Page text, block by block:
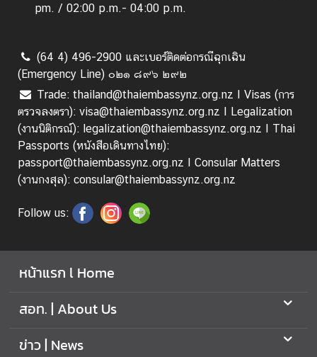
pm. / 02:00 p.m.- 04:00 p.m.
(64 4) 496-2900 และเบอร์ติดต่อกรณีฉุกเฉิน
(Emergency Line) ๐๒๑ ๘๙๖ ๒๙๒
Trade: thailand@thaiembassynz.org.nz I Visas (การ
ตรวจลงตรา): visa@thaiembassynz.org.nz I Legalization
(งานนิติกรณ์): legalization@thaiembassynz.org.nz I Thai
Passports (หนังสือเดินทางไทย):
passport@thaiembassynz.org.nz I Consular Matters
(งานกงสุล): consular@thaiembassynz.org.nz
Follow us:
หน้าแรก l Home
สอท. | About Us
ข่าว | News